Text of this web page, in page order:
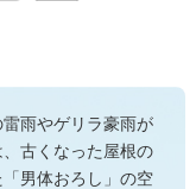
雨やゲリラ豪雨が
古くなった屋根の
男体おろし」の空